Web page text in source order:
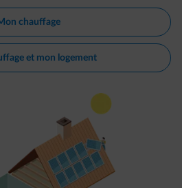
chauffage
et mon logement